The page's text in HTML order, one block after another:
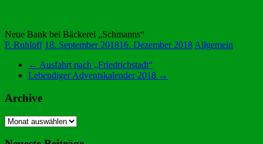
Neue Bank bei Bäckerei „Schmanns“
P. Ruhloff 18. September 201816. Dezember 2018 Allgemein
← Ausfahrt nach „Friedrichstadt“
Lebendiger Adventskalender 2018 →
Archive
Archive